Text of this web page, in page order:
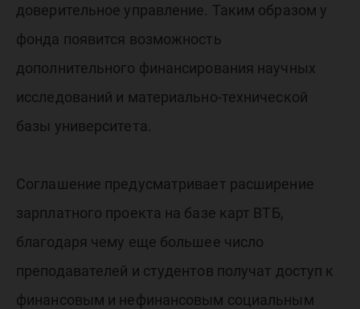
доверительное управление. Таким образом у
фонда появится возможность
дополнительного финансирования научных
исследований и материально-технической
базы университета.
Соглашение предусматривает расширение
зарплатного проекта на базе карт ВТБ,
благодаря чему еще большее число
преподавателей и студентов получат доступ к
финансовым и нефинансовым социальным